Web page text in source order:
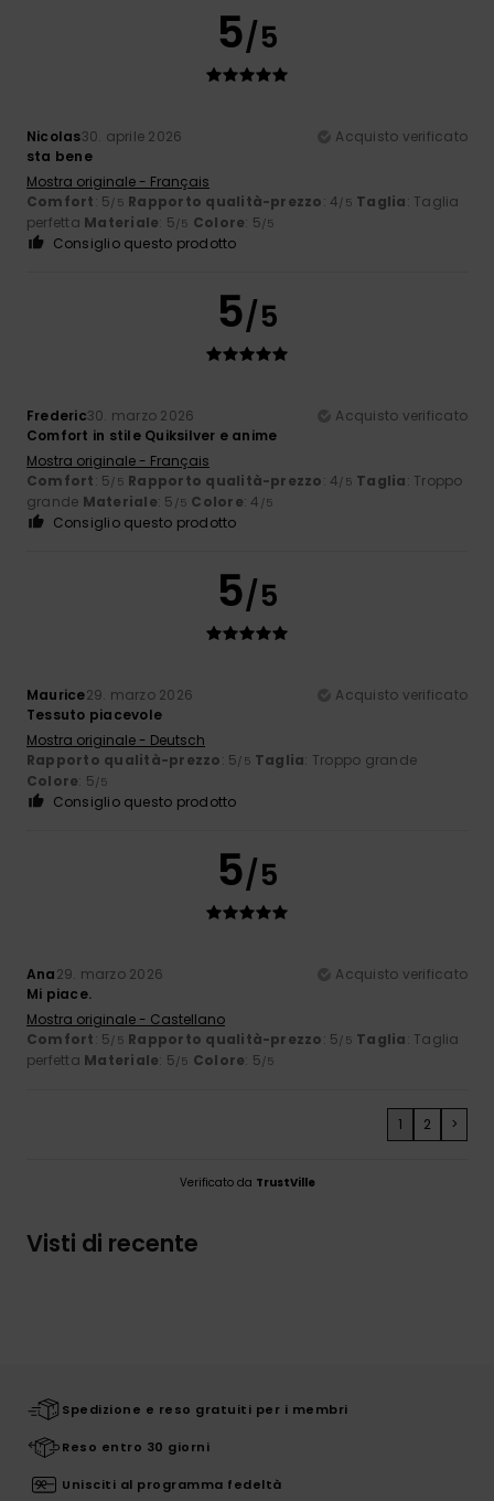
5/5
Nicolas30. aprile 2026
Acquisto verificato
sta bene
Mostra originale - Français
Comfort: 5/5 Rapporto qualità-prezzo: 4/5 Taglia: Taglia
perfetta Materiale: 5/5 Colore: 5/5
Consiglio questo prodotto
5/5
Frederic30. marzo 2026
Acquisto verificato
Comfort in stile Quiksilver e anime
Mostra originale - Français
Comfort: 5/5 Rapporto qualità-prezzo: 4/5 Taglia: Troppo
grande Materiale: 5 /5 Colore: 4 /5
Consiglio questo prodotto
5/5
Maurice29. marzo 2026
Acquisto verificato
Tessuto piacevole
Mostra originale - Deutsch
Rapporto qualità-prezzo: 5/5 Taglia: Troppo grande
Colore: 5/5
Consiglio questo prodotto
5/5
Ana29. marzo 2026
Acquisto verificato
Mi piace.
Mostra originale - Castellano
Comfort: 5/5 Rapporto qualità-prezzo: 5/5 Taglia: Taglia
perfetta Materiale: 5/5 Colore: 5/5
1 2 >
Verificato da TrustVille
Visti di recente
Spedizione e reso gratuiti per i membri
Reso entro 30 giorni
Unisciti al programma fedeltà